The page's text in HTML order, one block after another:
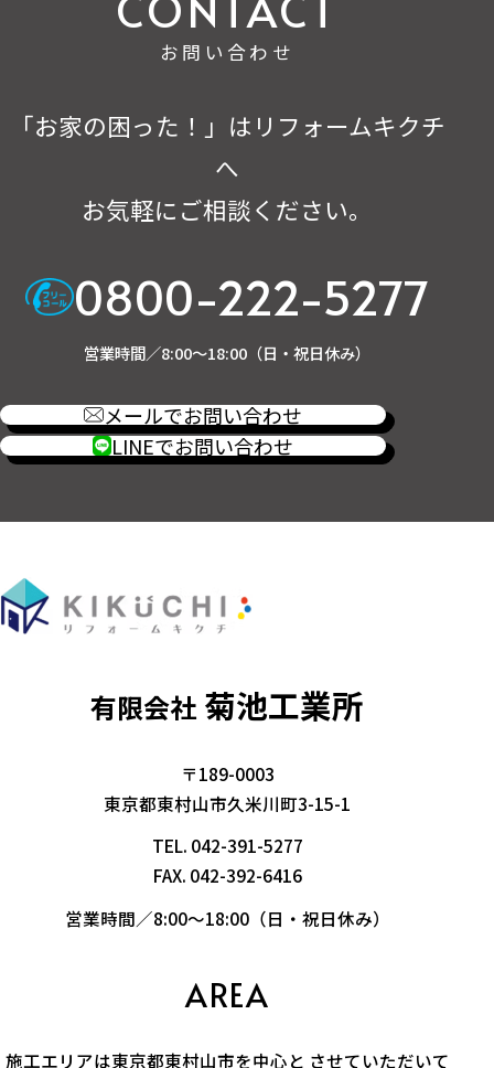
お問い合わせ
「お家の困った！」はリフォームキクチ
へ
お気軽にご相談ください。
0800-222-5277
営業時間／8:00～18:00（日・祝日休み）
メールでお問い合わせ
LINEでお問い合わせ
有限会社 菊池工業所
〒189-0003
東京都東村山市久米川町3-15-1
TEL. 042-391-5277
FAX. 042-392-6416
営業時間／8:00～18:00（日・祝日休み）
AREA
施工エリアは東京都東村山市を中心と させていただいて